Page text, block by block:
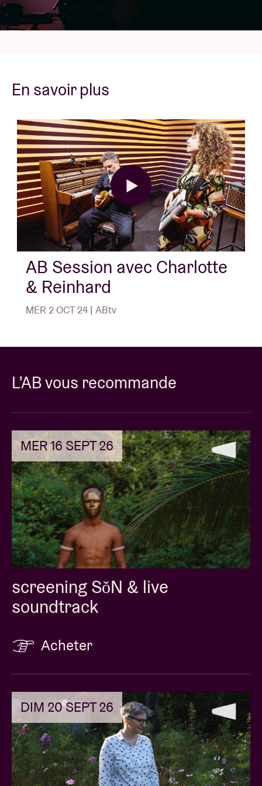
En savoir plus
AB Session avec Charlotte
& Reinhard
MER 2 OCT 24 | ABtv
L’AB vous recommande
MER 16 SEPT 26
screening SǒN & live
soundtrack
Acheter
DIM 20 SEPT 26